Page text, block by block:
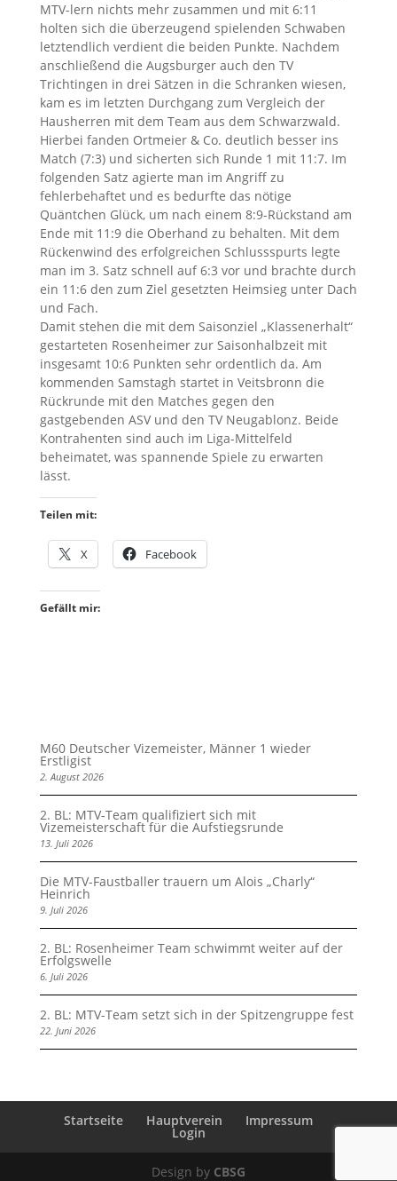
MTV-lern nichts mehr zusammen und mit 6:11
holten sich die überzeugend spielenden Schwaben
letztendlich verdient die beiden Punkte. Nachdem
anschließend die Augsburger auch den TV
Trichtingen in drei Sätzen in die Schranken wiesen,
kam es im letzten Durchgang zum Vergleich der
Hausherren mit dem Team aus dem Schwarzwald.
Hierbei fanden Ortmeier & Co. deutlich besser ins
Match (7:3) und sicherten sich Runde 1 mit 11:7. Im
folgenden Satz agierte man im Angriff zu
fehlerbehaftet und es bedurfte das nötige
Quäntchen Glück, um nach einem 8:9-Rückstand am
Ende mit 11:9 die Oberhand zu behalten. Mit dem
Rückenwind des erfolgreichen Schlussspurts legte
man im 3. Satz schnell auf 6:3 vor und brachte durch
ein 11:6 den zum Ziel gesetzten Heimsieg unter Dach
und Fach.
Damit stehen die mit dem Saisonziel „Klassenerhalt“
gestarteten Rosenheimer zur Saisonhalbzeit mit
insgesamt 10:6 Punkten sehr ordentlich da. Am
kommenden Samstagh startet in Veitsbronn die
Rückrunde mit den Matches gegen den
gastgebenden ASV und den TV Neugablonz. Beide
Kontrahenten sind auch im Liga-Mittelfeld
beheimatet, was spannende Spiele zu erwarten
lässt.
Teilen mit:
X Facebook
Gefällt mir:
M60 Deutscher Vizemeister, Männer 1 wieder
Erstligist
2. August 2026
2. BL: MTV-Team qualifiziert sich mit
Vizemeisterschaft für die Aufstiegsrunde
13. Juli 2026
Die MTV-Faustballer trauern um Alois „Charly“
Heinrich
9. Juli 2026
2. BL: Rosenheimer Team schwimmt weiter auf der
Erfolgswelle
6. Juli 2026
2. BL: MTV-Team setzt sich in der Spitzengruppe fest
22. Juni 2026
Startseite Hauptverein Impressum
Login
Design by CBSG